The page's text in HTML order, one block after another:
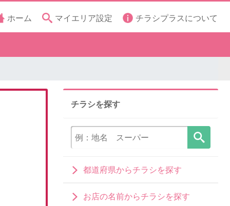
ホーム マイエリア設定 チラシプラスについて
チラシを探す
都道府県からチラシを探す
お店の名前からチラシを探す